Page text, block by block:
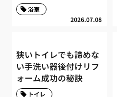
2026.07.08
浴室
狭いトイレでも諦めな
い手洗い器後付けリフ
ォーム成功の秘訣
トイレ